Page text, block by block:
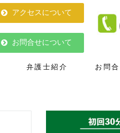
アクセスについて
お問合せについて
弁護士紹介 お問